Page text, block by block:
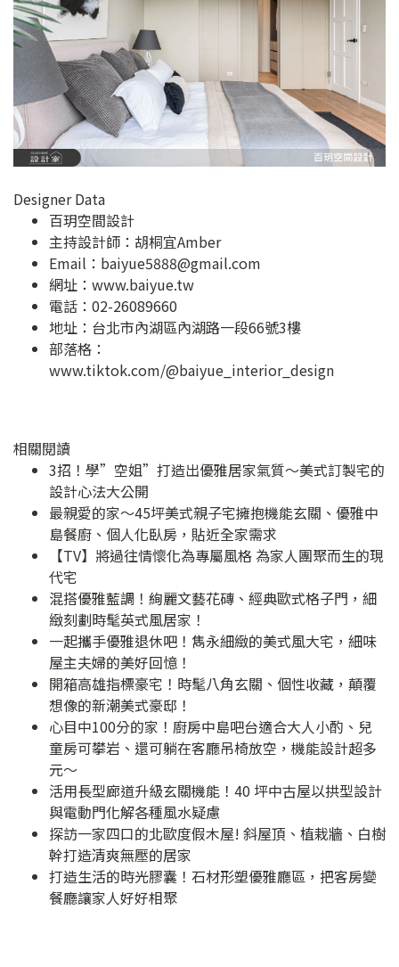
Designer Data
百玥空間設計
主持設計師：胡桐宜Amber
Email： baiyue5888@gmail.com
網址： www.baiyue.tw
電話：02-26089660
地址： 台北市內湖區內湖路一段66號3樓
部落格：
www.tiktok.com/@baiyue_interior_design
相關閱讀
3招！學”空姐”打造出優雅居家氣質～美式訂製宅的
設計心法大公開
最親愛的家～45坪美式親子宅擁抱機能玄關、優雅中
島餐廚、個人化臥房，貼近全家需求
【TV】將過往情懷化為專屬風格 為家人團聚而生的現
代宅
混搭優雅藍調！絢麗文藝花磚、經典歐式格子門，細
緻刻劃時髦英式風居家！
一起攜手優雅退休吧！雋永細緻的美式風大宅，細味
屋主夫婦的美好回憶！
開箱高雄指標豪宅！時髦八角玄關、個性收藏，顛覆
想像的新潮美式豪邸！
心目中100分的家！廚房中島吧台適合大人小酌、兒
童房可攀岩、還可躺在客廳吊椅放空，機能設計超多
元～
活用長型廊道升級玄關機能！40 坪中古屋以拱型設計
與電動門化解各種風水疑慮
探訪一家四口的北歐度假木屋! 斜屋頂、植栽牆、白樹
幹打造清爽無壓的居家
打造生活的時光膠囊！石材形塑優雅廳區，把客房變
餐廳讓家人好好相聚